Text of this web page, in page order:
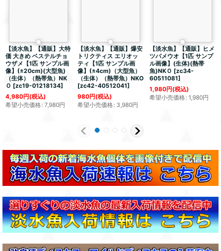
【淡水魚】【通販】大特
価 大きめ ベステルチョ
ウザメ【1匹 サンプル画
像】(±20cm)(大型魚)
（生体）（熱帯魚）NK
Ｏ [zc19-01218134]
4,980円(税込)
希望小売価格: 7,980円
【淡水魚】【通販】爆安
トリクティス エリオッ
ティ【1匹 サンプル画
像】(±4cm)（大型魚）
（生体）（熱帯魚）NKO
[zc42-40512041]
980円(税込)
希望小売価格: 3,980円
【淡水魚】【通販】ヒメ
ツバメウオ【1匹 サンプ
ル画像】(生体)(熱帯
魚)NKＯ [zc34-
60511081]
1,980円(税込)
希望小売価格: 1,980円